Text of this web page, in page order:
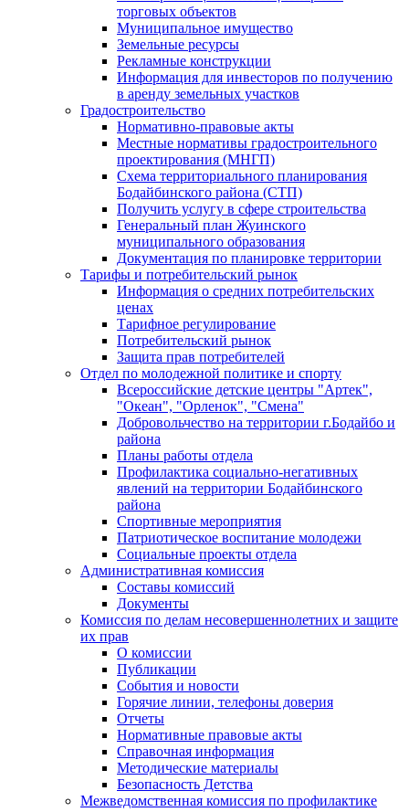
торговых объектов
Муниципальное имущество
Земельные ресурсы
Рекламные конструкции
Информация для инвесторов по получению
в аренду земельных участков
Градостроительство
Нормативно-правовые акты
Местные нормативы градостроительного
проектирования (МНГП)
Схема территориального планирования
Бодайбинского района (СТП)
Получить услугу в сфере строительства
Генеральный план Жуинского
муниципального образования
Документация по планировке территории
Тарифы и потребительский рынок
Информация о средних потребительских
ценах
Тарифное регулирование
Потребительский рынок
Защита прав потребителей
Отдел по молодежной политике и спорту
Всероссийские детские центры "Артек",
"Океан", "Орленок", "Смена"
Добровольчество на территории г.Бодайбо и
района
Планы работы отдела
Профилактика социально-негативных
явлений на территории Бодайбинского
района
Спортивные мероприятия
Патриотическое воспитание молодежи
Социальные проекты отдела
Административная комиссия
Составы комиссий
Документы
Комиссия по делам несовершеннолетних и защите
их прав
О комиссии
Публикации
События и новости
Горячие линии, телефоны доверия
Отчеты
Нормативные правовые акты
Справочная информация
Методические материалы
Безопасность Детства
Межведомственная комиссия по профилактике